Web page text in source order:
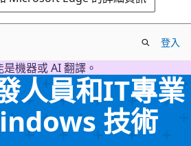
登入
機器或 AI 翻譯。
人員和IT專業
技術